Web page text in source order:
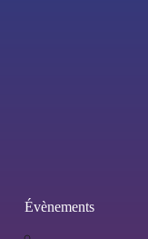
Évènements